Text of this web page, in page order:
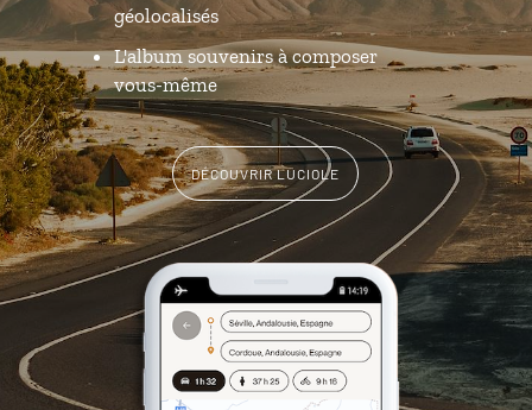
géolocalisés
L'album souvenirs à composer
vous-même
DÉCOUVRIR LUCIOLE